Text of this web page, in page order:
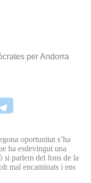
per Andorra
oportunitat s’ha
ha esdevingut una
si parlem del fons de la
mal encaminats i ens